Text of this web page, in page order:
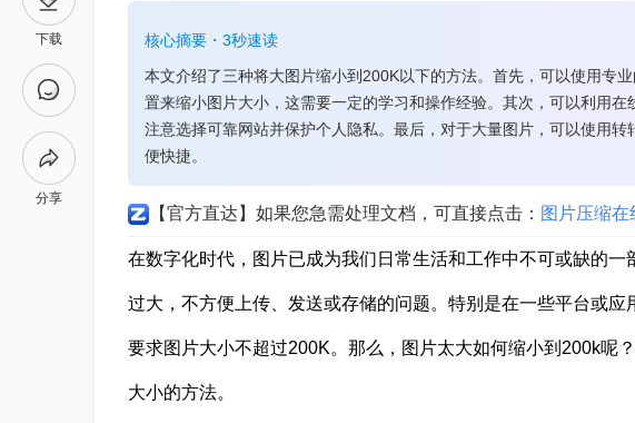
下载
分享
核心摘要・3秒速读
本文介绍了三种将大图片缩小到200K以下的方法。首先，可以使用专
置来缩小图片大小，这需要一定的学习和操作经验。其次，可以利用
注意选择可靠网站并保护个人隐私。最后，对于大量图片，可以使用
便快捷。
【官方直达】如果您急需处理文档，可直接点击： 图片压缩
在数字化时代，图片已成为我们日常生活和工作中不可或缺的
过大，不方便上传、发送或存储的问题。特别是在一些平台或
要求图片大小不超过200K。那么，图片太大如何缩小到200k呢
大小的方法。